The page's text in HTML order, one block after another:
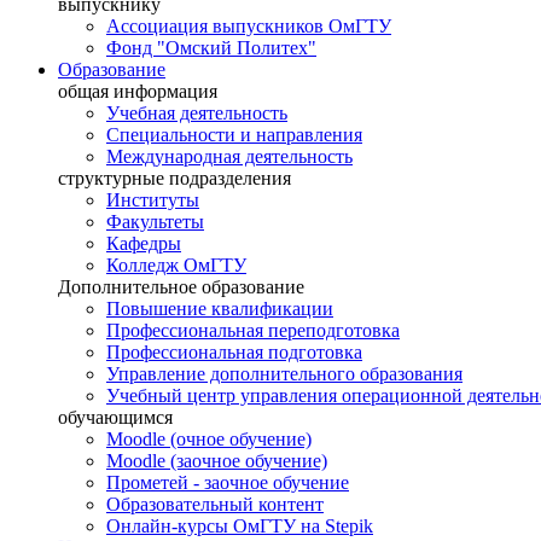
выпускнику
Ассоциация выпускников ОмГТУ
Фонд "Омский Политех"
Образование
общая информация
Учебная деятельность
Специальности и направления
Международная деятельность
структурные подразделения
Институты
Факультеты
Кафедры
Колледж ОмГТУ
Дополнительное образование
Повышение квалификации
Профессиональная переподготовка
Профессиональная подготовка
Управление дополнительного образования
Учебный центр управления операционной
обучающимся
Moodle (очное обучение)
Moodle (заочное обучение)
Прометей - заочное обучение
Образовательный контент
Онлайн-курсы ОмГТУ на Stepik